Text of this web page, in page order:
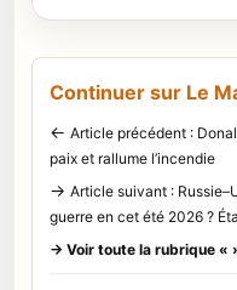
Continuer sur Le
← Article précédent :
paix et rallume l’incendie
→ Article suivant :
guerre en cet été 2026 ?
→ Voir toute la rubrique «